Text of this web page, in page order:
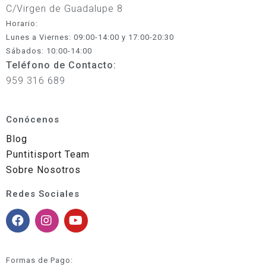
C/Virgen de Guadalupe 8
Horario:
Lunes a Viernes: 09:00-14:00 y 17:00-20:30
Sábados: 10:00-14:00
Teléfono de Contacto:
959 316 689
Conócenos
Blog
Puntitisport Team
Sobre Nosotros
Redes Sociales
Formas de Pago: